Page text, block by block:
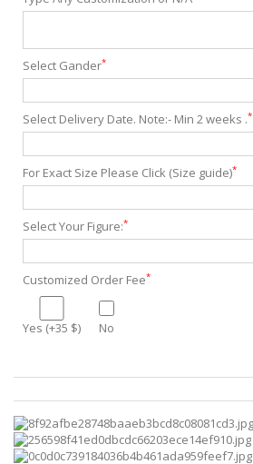
Select Gander*
Select Delivery Date. Note:- Min 2 weeks .*
For Exact Size Please Click (Size guide)*
Select Your Figure:*
Customized Order Fee*
Yes (+35 $) No